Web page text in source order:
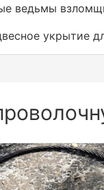
ведьмы
укрытие